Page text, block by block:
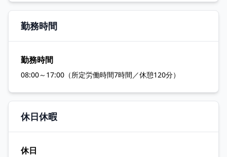
勤務時間
勤務時間
08:00～17:00（所定労働時間7時間／休憩120分）
休日休暇
休日